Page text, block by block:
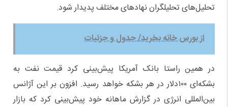
تحلیل‌های تحلیلگران نهاد‌های مختلف پدیدار شود.
از بورس خانه بخرید/ جدول و جزئیات
در همین راستا بانک آمریکا پیش‌بینی کرد قیمت نفت به
بشکه‌ای ۱۰۰‌دلار در هر بشکه خواهد رسید. افزون بر این آژانس
بین‌المللی انرژی در گزارش ماهانه خود پیش‌بینی کرد که بازار